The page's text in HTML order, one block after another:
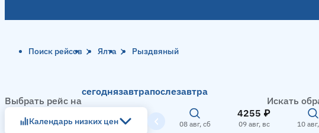
Поиск рейсов Ялта Рыздвяный
Выбрать рейс на
сегоднязавтрапослезавтра
Искать
Календарь низких цен 08 авг, сб
4255 ₽
09 авг, вс 10